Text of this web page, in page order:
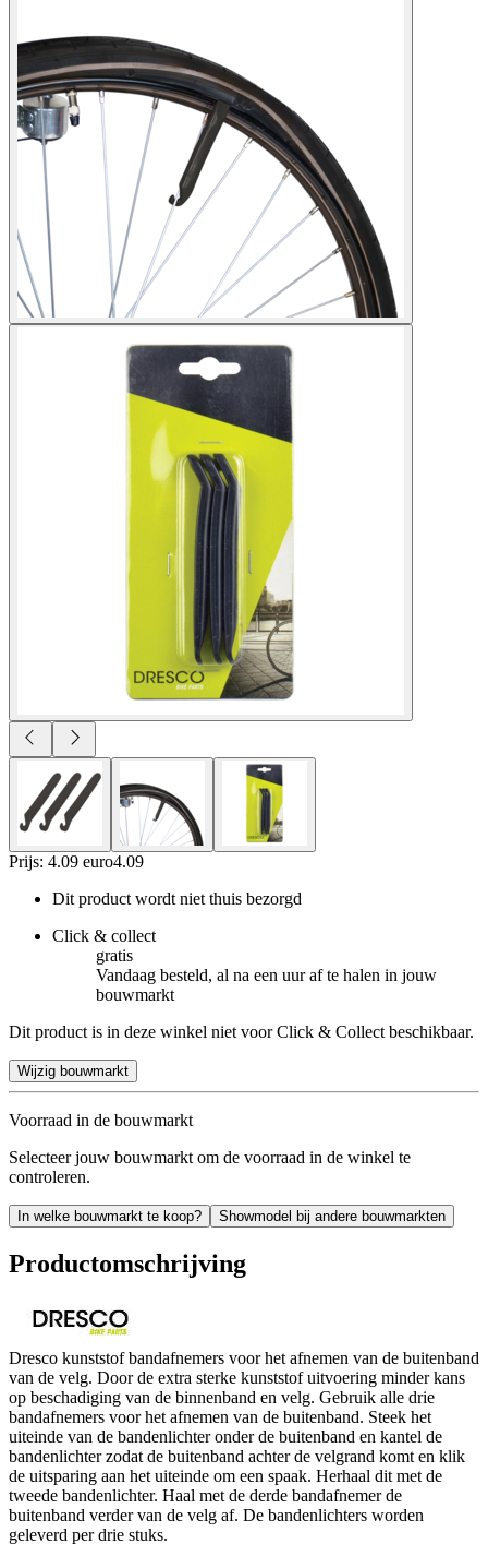
Prijs: 4.09 euro4.09
Dit product wordt niet thuis bezorgd
Click & collect
gratis
Vandaag besteld, al na een uur af te halen in jouw
bouwmarkt
Dit product is in deze winkel niet voor Click & Collect beschikbaar.
Wijzig bouwmarkt
Voorraad in de bouwmarkt
Selecteer jouw bouwmarkt om de voorraad in de winkel te
controleren.
In welke bouwmarkt te koop? Showmodel bij andere bouwmarkten
Productomschrijving
Dresco kunststof bandafnemers voor het afnemen van de buitenband
van de velg. Door de extra sterke kunststof uitvoering minder kans
op beschadiging van de binnenband en velg. Gebruik alle drie
bandafnemers voor het afnemen van de buitenband. Steek het
uiteinde van de bandenlichter onder de buitenband en kantel de
bandenlichter zodat de buitenband achter de velgrand komt en klik
de uitsparing aan het uiteinde om een spaak. Herhaal dit met de
tweede bandenlichter. Haal met de derde bandafnemer de
buitenband verder van de velg af. De bandenlichters worden
geleverd per drie stuks.